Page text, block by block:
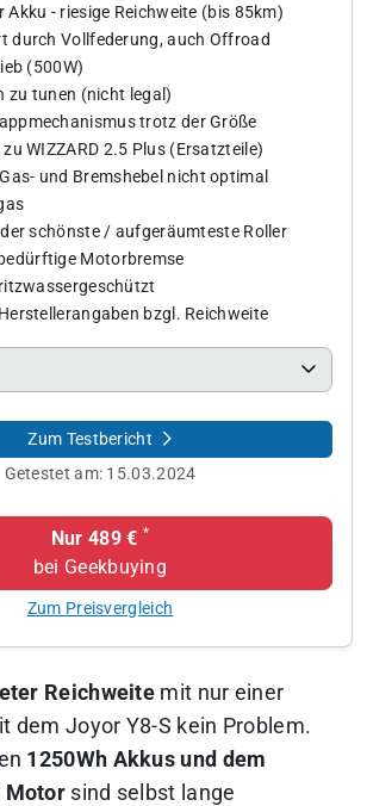
Akku - riesige Reichweite (bis 85km)
durch Vollfederung, auch Offroad
(500W)
zu tunen (nicht legal)
trotz der Größe
WIZZARD 2.5 Plus (Ersatzteile)
und Bremshebel nicht optimal
schönste / aufgeräumteste Roller
Motorbremse
bzgl. Reichweite
Zum Testbericht
Getestet am: 15.03.2024
Nur 489 € *
bei Geekbuying
Zum Preisvergleich
Reichweite mit nur einer
dem Joyor Y8-S kein Problem.
1250Wh Akkus und dem
Motor sind selbst lange